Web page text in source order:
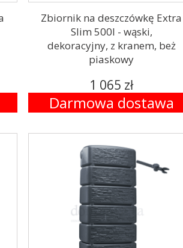
Zbiornik na deszczówkę Extra
Slim 500l - wąski,
dekoracyjny, z kranem, beż
piaskowy
1 065 zł
Darmowa dostawa